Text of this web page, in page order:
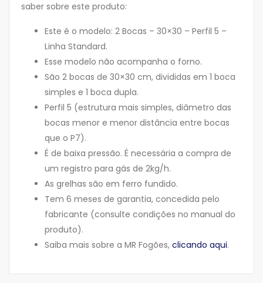
saber sobre este produto:
Este é o modelo: 2 Bocas – 30×30 – Perfil 5 –
Linha Standard.
Esse modelo não acompanha o forno.
São 2 bocas de 30×30 cm, divididas em 1 boca
simples e 1 boca dupla.
Perfil 5 (estrutura mais simples, diâmetro das
bocas menor e menor distância entre bocas
que o P7).
É de baixa pressão. É necessária a compra de
um registro para gás de 2kg/h.
As grelhas são em ferro fundido.
Tem 6 meses de garantia, concedida pelo
fabricante (consulte condições no manual do
produto).
Saiba mais sobre a MR Fogões, clicando aqui.